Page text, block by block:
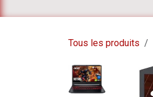
Tous les produits